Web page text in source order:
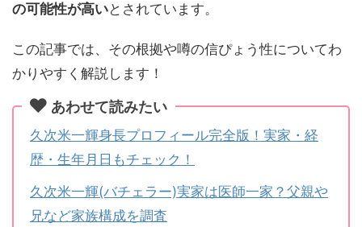
の可能性が高いとされています。
この記事では、その根拠や噂の信ぴょう性についてわ
かりやすく解説します！
あわせて読みたい
久次米一輝身長プロフィール完全版！実家・経
歴・生年月日もチェック！
久次米一輝(バチェラー)実家は医師一家？父親や
兄など家族構成を調査